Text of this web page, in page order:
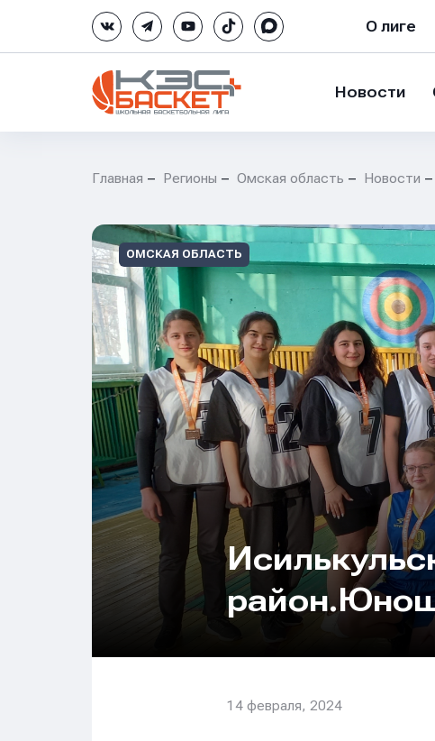
О лиге
Новости
Главная Регионы Омская область Новости
ОМСКАЯ ОБЛАСТЬ
14 февраля, 2024